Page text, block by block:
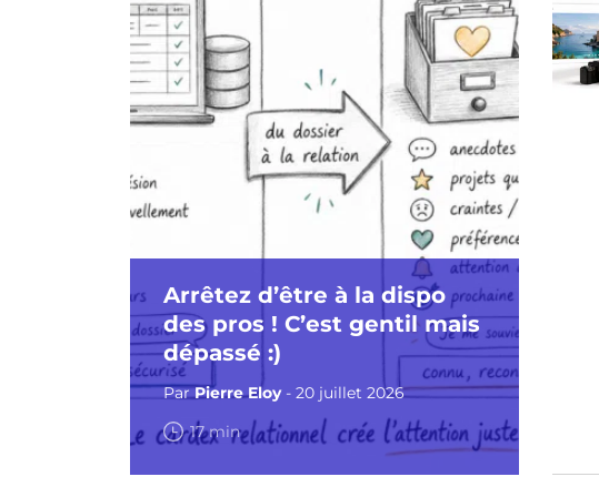
Arrêtez d’être à la dispo
des pros ! C’est gentil mais
dépassé :)
ParPierre Eloy- 20 juillet 2026
17 min